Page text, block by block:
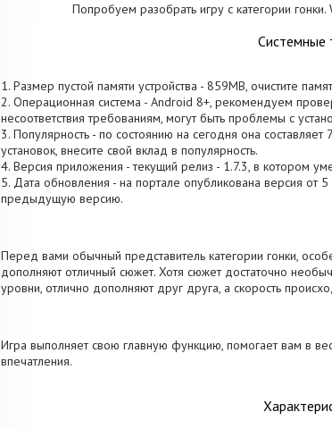
Попробуем разобрать игру с категории
Системные
1. Размер пустой памяти устройства - 859MB, очистите
2. Операционная система - Android 8+, рекомендуем
несоответствия требованиям, могут быть проблемы с
3. Популярность - по состоянию на сегодня она
установок, внесите свой вклад в популярность.
4. Версия приложения - текущий релиз - 1.7.3, в котором
5. Дата обновления - на портале опубликована версия от
предыдущую версию.
Перед вами обычный представитель категории гонки,
дополняют отличный сюжет. Хотя сюжет достаточно
уровни, отлично дополняют друг друга, а скорость
Игра выполняет свою главную функцию, помогает вам в
впечатления.